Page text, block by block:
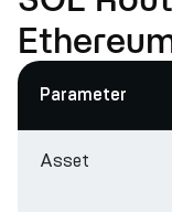
Parameter
Asset